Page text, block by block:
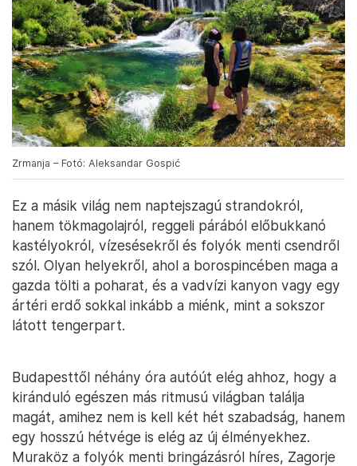
Zrmanja – Fotó: Aleksandar Gospić
Ez a másik világ nem naptejszagú strandokról,
hanem tökmagolajról, reggeli párából előbukkanó
kastélyokról, vízesésekről és folyók menti csendről
szól. Olyan helyekről, ahol a borospincében maga a
gazda tölti a poharat, és a vadvízi kanyon vagy egy
ártéri erdő sokkal inkább a miénk, mint a sokszor
látott tengerpart.
Budapesttől néhány óra autóút elég ahhoz, hogy a
kiránduló egészen más ritmusú világban találja
magát, amihez nem is kell két hét szabadság, hanem
egy hosszú hétvége is elég az új élményekhez.
Muraköz a folyók menti bringázásról híres, Zagorje